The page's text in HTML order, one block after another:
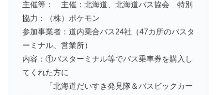
主催等： 主催：北海道、北海道バス協会 特別
協力：（株）ポケモン
参加事業者：道内乗合バス24社（47カ所のバスタ
ーミナル、営業所）
内容：①バスターミナル等でバス乗車券を購入し
てくれた方に
「北海道だいすき発見隊＆バスビックカー